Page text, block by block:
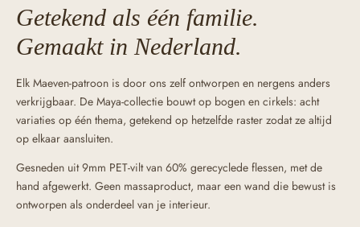
Getekend als één familie.
Gemaakt in Nederland.
Elk Maeven-patroon is door ons zelf ontworpen en nergens anders
verkrijgbaar. De Maya-collectie bouwt op bogen en cirkels: acht
variaties op één thema, getekend op hetzelfde raster zodat ze altijd
op elkaar aansluiten.
Gesneden uit 9mm PET-vilt van 60% gerecyclede flessen, met de
hand afgewerkt. Geen massaproduct, maar een wand die bewust is
ontworpen als onderdeel van je interieur.